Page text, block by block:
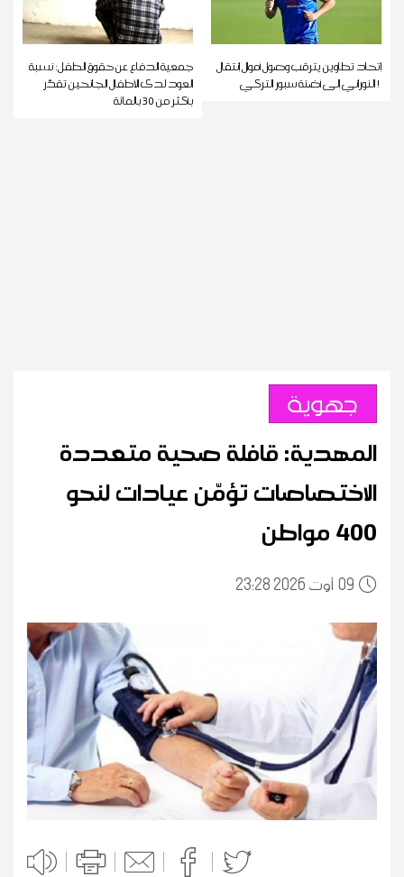
إتحاد تطاوين يترقب وصول أموال إنتقال
النوراني إلى أضنة سبور التركي !
جمعية الدفاع عن حقوق الطفل: نسبة
العود لدى الأطفال الجانحين تقدّر
بأكثر من 30 بالمائة
جهوية
المهدية: قافلة صحية متعددة
الاختصاصات تؤمّن عيادات لنحو
400 مواطن
0923:28 2026 أوت